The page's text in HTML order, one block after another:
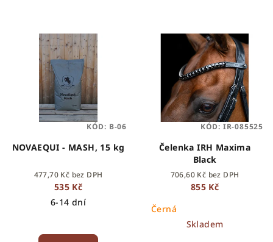
NOVAEQUI - MASH, 15 kg
477,70 Kč bez DPH
535 Kč
6-14 dní
KÓD: B-06
Čelenka IRH Maxima
Black
706,60 Kč bez DPH
855 Kč
Černá
Skladem
KÓD: IR-085525